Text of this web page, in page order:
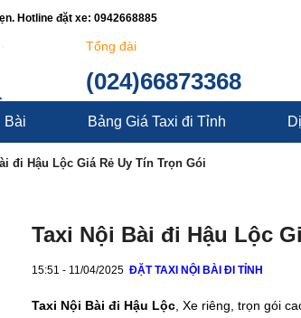
Hotline đặt xe: 0942668885
Tổng đài
(024)66873368
Bài Bảng Giá Taxi đi Tỉnh
đi Hậu Lộc Giá Rẻ Uy Tín Trọn Gói
Taxi Nội Bài đi Hậu Lộc
15:51 - 11/04/2025 ĐẶT TAXI NỘI BÀI ĐI TỈNH
Taxi Nội Bài đi Hậu Lộc , Xe riêng, trọn gói